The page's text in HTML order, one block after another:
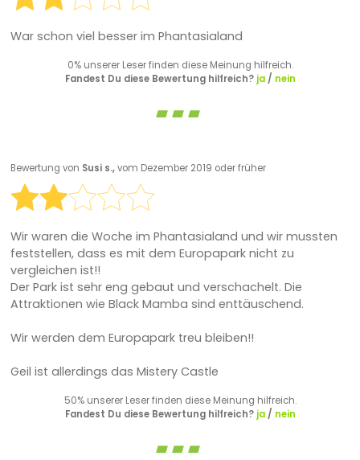
War schon viel besser im Phantasialand
0% unserer Leser finden diese Meinung hilfreich.
Fandest Du diese Bewertung hilfreich? ja/ nein
Bewertung von Susi s.,vom Dezember 2019 oder früher
Wir waren die Woche im Phantasialand und wir mussten
feststellen, dass es mit dem Europapark nicht zu
vergleichen ist!!
Der Park ist sehr eng gebaut und verschachelt. Die
Attraktionen wie Black Mamba sind enttäuschend.
Wir werden dem Europapark treu bleiben!!
Geil ist allerdings das Mistery Castle
50% unserer Leser finden diese Meinung hilfreich.
Fandest Du diese Bewertung hilfreich? ja/ nein